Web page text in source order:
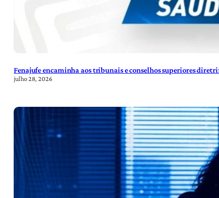
Fenajufe encaminha aos tribunais e conselhos superiores
julho 28, 2026